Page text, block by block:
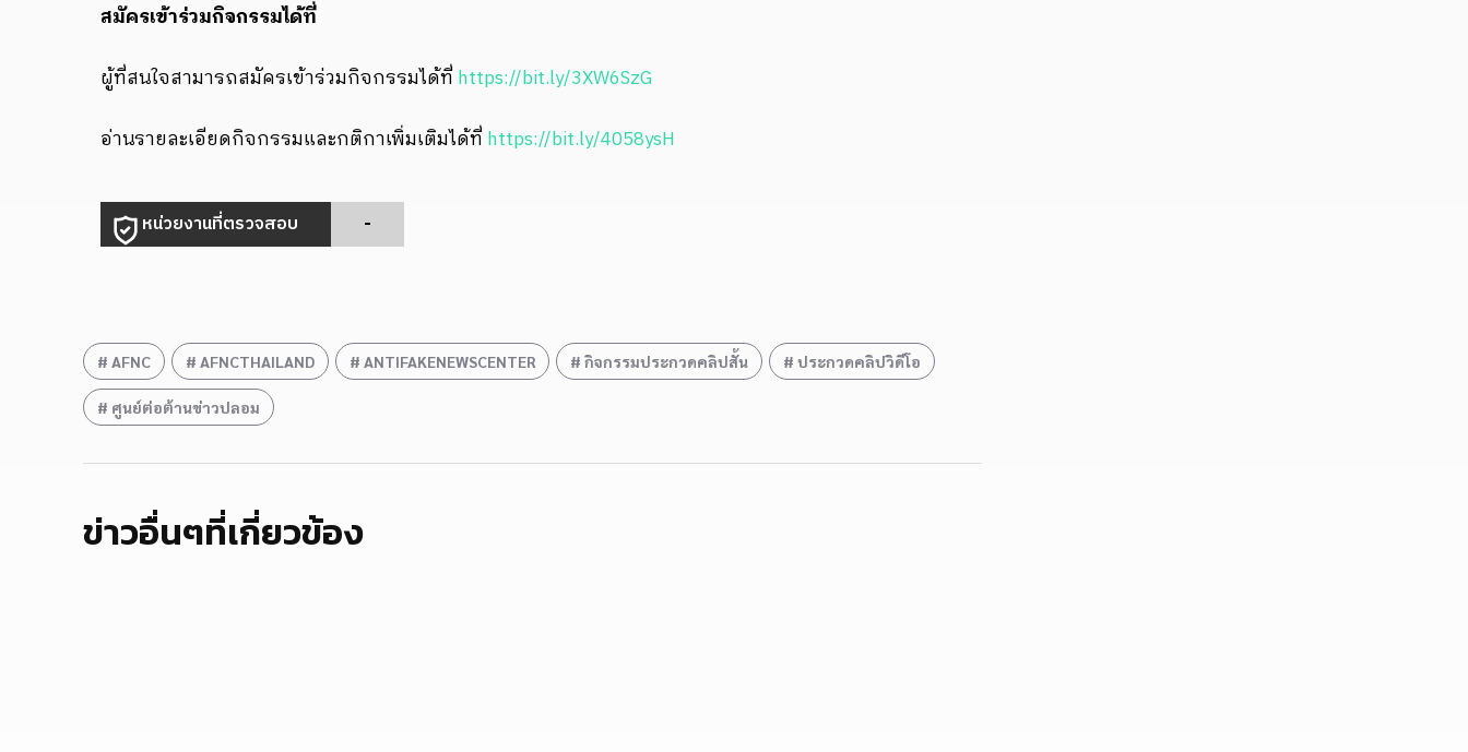
สมัครเข้าร่วมกิจกรรมได้ที่
ผู้ที่สนใจสามารถสมัครเข้าร่วมกิจกรรมได้ที่https://bit.ly/3XW6SzG
อ่านรายละเอียดกิจกรรมและกติกาเพิ่มเติมได้ที่https://bit.ly/4058ysH
หน่วยงานที่ตรวจสอบ -
AFNC AFNCTHAILAND ANTIFAKENEWSCENTER กิจกรรมประกวดคลิปสั้น ประกวดคลิปวิดีโอ
ศูนย์ต่อต้านข่าวปลอม
ข่าวอื่นๆที่เกี่ยวข้อง